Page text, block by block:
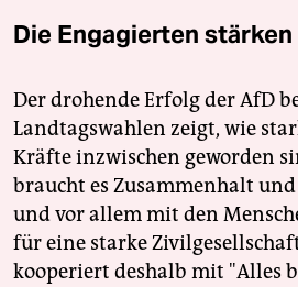
Die Engagierten stärken
Der drohende Erfolg der AfD
Landtagswahlen zeigt, wie
Kräfte inzwischen geworden
braucht es Zusammenhalt
und vor allem mit den
für eine starke
kooperiert deshalb mit "Alles